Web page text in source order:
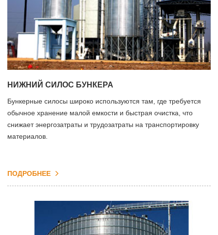
НИЖНИЙ СИЛОС БУНКЕРА
Бункерные силосы широко используются там, где требуется
обычное хранение малой емкости и быстрая очистка, что
снижает энергозатраты и трудозатраты на транспортировку
материалов.
ПОДРОБНЕЕ